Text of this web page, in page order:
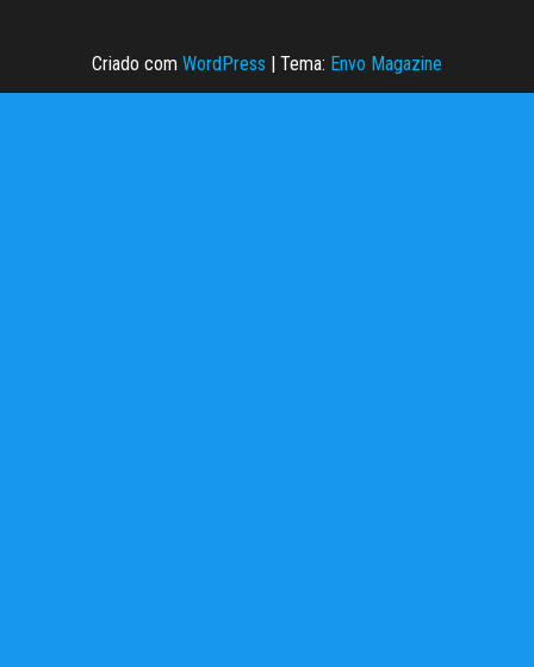
Criado com WordPress | Tema: Envo Magazine